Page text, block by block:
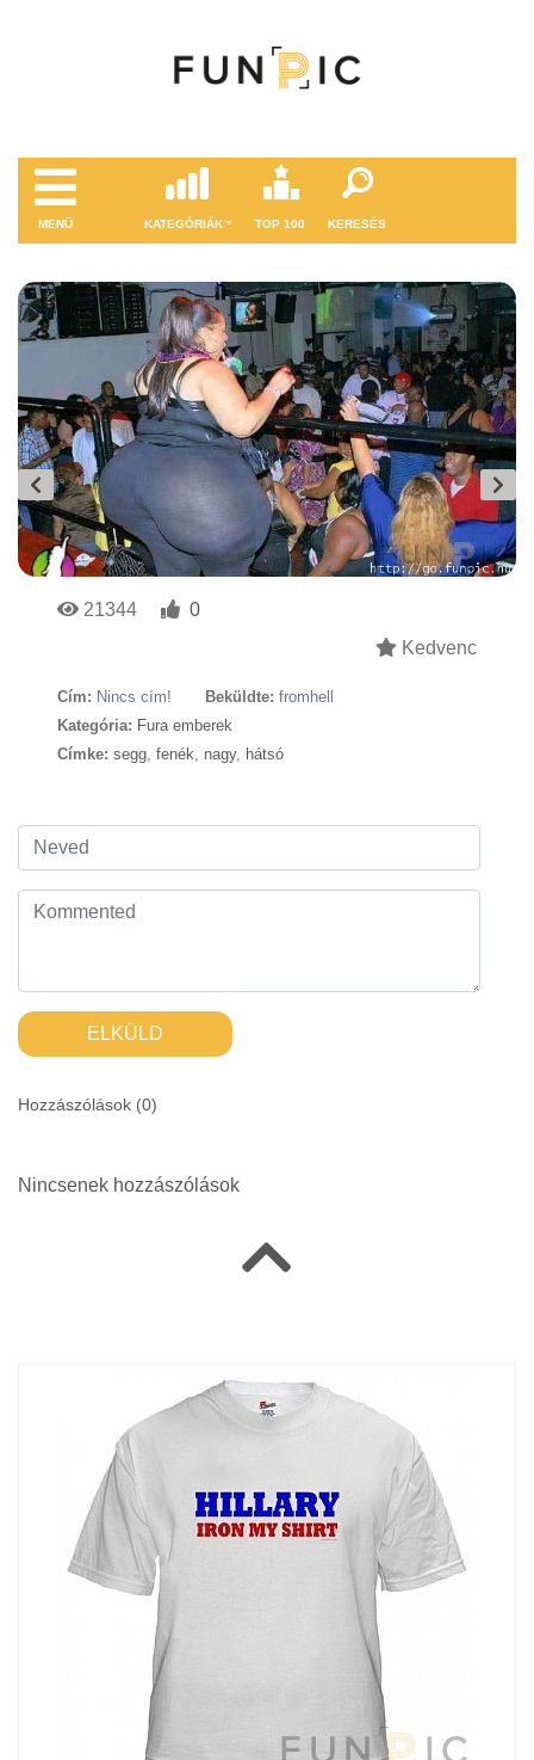
MENÜ KATEGÓRIÁK TOP 100 KERESÉS
21344
0
Kedvenc
Cím: Nincs cím! Beküldte: fromhell
Kategória: Fura emberek
Címke: segg, fenék, nagy, hátsó
ELKÜLD
Hozzászólások (0)
Nincsenek hozzászólások